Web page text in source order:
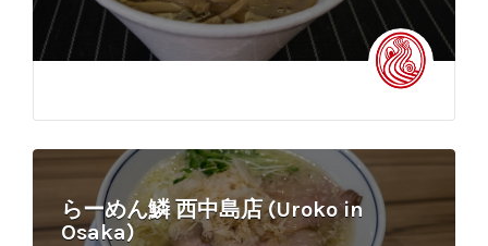
らーめん鱗 西中島店 (Uroko in
Osaka)